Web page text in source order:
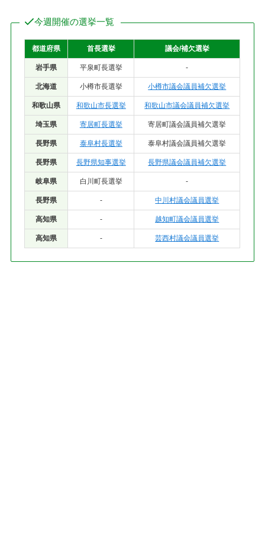
今週開催の選挙一覧
都道府県 首長選挙 議会/補欠選挙
岩手県 平泉町長選挙 -
北海道 小樽市長選挙 小樽市議会議員補欠選挙
和歌山県 和歌山市長選挙 和歌山市議会議員補欠選挙
埼玉県 寄居町長選挙 寄居町議会議員補欠選挙
長野県 泰阜村長選挙 泰阜村議会議員補欠選挙
長野県 長野県知事選挙 長野県議会議員補欠選挙
岐阜県 白川町長選挙 -
長野県 - 中川村議会議員選挙
高知県 - 越知町議会議員選挙
高知県 - 芸西村議会議員選挙